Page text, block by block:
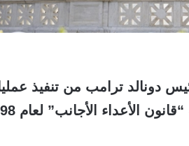
دونالد ترامب من تنفيذ